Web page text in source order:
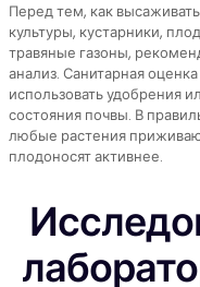
Перед тем, как
культуры, кустарники,
травяные газоны,
анализ. Санитарная
использовать удобрения
состояния почвы. В
любые растения
плодоносят активнее.